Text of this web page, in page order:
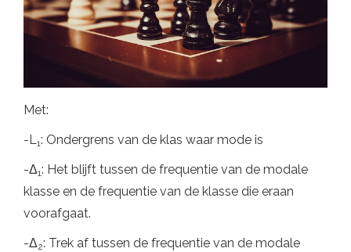
Met:
-L1: Ondergrens van de klas waar mode is
-Δ1: Het blijft tussen de frequentie van de modale
klasse en de frequentie van de klasse die eraan
voorafgaat.
-Δ2: Trek af tussen de frequentie van de modale